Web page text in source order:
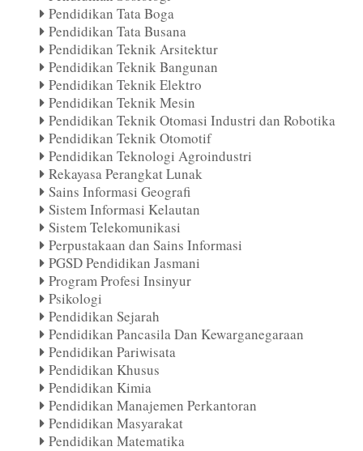
Pendidikan Tata Boga
Pendidikan Tata Busana
Pendidikan Teknik Arsitektur
Pendidikan Teknik Bangunan
Pendidikan Teknik Elektro
Pendidikan Teknik Mesin
Pendidikan Teknik Otomasi Industri dan Robotika
Pendidikan Teknik Otomotif
Pendidikan Teknologi Agroindustri
Rekayasa Perangkat Lunak
Sains Informasi Geografi
Sistem Informasi Kelautan
Sistem Telekomunikasi
Perpustakaan dan Sains Informasi
PGSD Pendidikan Jasmani
Program Profesi Insinyur
Psikologi
Pendidikan Sejarah
Pendidikan Pancasila Dan Kewarganegaraan
Pendidikan Pariwisata
Pendidikan Khusus
Pendidikan Kimia
Pendidikan Manajemen Perkantoran
Pendidikan Masyarakat
Pendidikan Matematika